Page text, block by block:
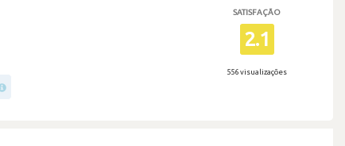
SATISFAÇÃO
2.1
556 visualizações